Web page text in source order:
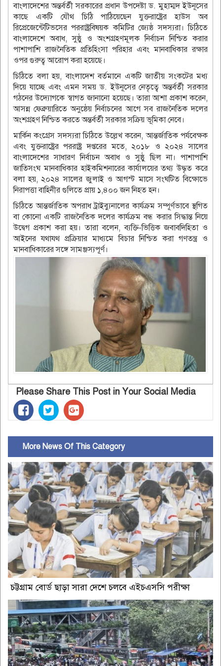
বাংলাদেশের অন্তর্বর্তী সরকারের প্রধান উপদেষ্টা ড. মুহাম্মদ ইউনূসের
কাছে একটি যৌথ চিঠি পাঠিয়েছেন যুক্তরাষ্ট্রের হাউস অব
রিপ্রেজেন্টেটিভসের পররাষ্ট্রবিষয়ক কমিটির জ্যেষ্ঠ সদস্যরা। চিঠিতে
বাংলাদেশে অবাধ, সুষ্ঠু ও অংশগ্রহণমূলক নির্বাচন নিশ্চিত করার
পাশাপাশি রাজনৈতিক প্রতিহিংসা পরিহার এবং মানবাধিকার রক্ষার
ওপর গুরুত্ব আরোপ করা হয়েছে।
চিঠিতে বলা হয়, বাংলাদেশ বর্তমানে একটি জাতীয় সংকটের মধ্য
দিয়ে যাচ্ছে এবং এমন সময় ড. ইউনূসের নেতৃত্বে অন্তর্বর্তী সরকার
গঠনের উদ্যোগকে স্বাগত জানানো হয়েছে। তারা আশা প্রকাশ করেন,
আসন্ন ফেব্রুয়ারিতে অনুষ্ঠেয় নির্বাচনের আগে সব রাজনৈতিক দলের
অংশগ্রহণ নিশ্চিত করতে অন্তর্বর্তী সরকার সক্রিয় ভূমিকা নেবে।
মার্কিন কংগ্রেস সদস্যরা চিঠিতে উল্লেখ করেন, আন্তর্জাতিক পর্যবেক্ষক
এবং যুক্তরাষ্ট্রের পররাষ্ট্র দপ্তরের মতে, ২০১৮ ও ২০২৪ সালের
বাংলাদেশের সাধারণ নির্বাচন অবাধ ও সুষ্ঠু ছিল না। পাশাপাশি
জাতিসংঘ মানবাধিকার হাইকমিশনারের কার্যালয়ের তথ্য উদ্ধৃত করে
বলা হয়, ২০২৪ সালের জুলাই ও আগস্ট মাসে সংঘটিত বিক্ষোভে
নিরাপত্তা বাহিনীর গুলিতে প্রায় ১,৪০০ জন নিহত হন।
চিঠিতে আন্তর্জাতিক অপরাধ ট্রাইব্যুনালের কার্যক্রম সম্পূর্ণভাবে স্থগিত
বা কোনো একটি রাজনৈতিক দলের কার্যক্রম বন্ধ করার সিদ্ধান্ত নিয়ে
উদ্বেগ প্রকাশ করা হয়। তারা বলেন, ব্যক্তি-ভিত্তিক জবাবদিহিতা ও
আইনের যথাযথ প্রক্রিয়ার মাধ্যমে বিচার নিশ্চিত করা গণতন্ত্র ও
মানবাধিকারের সঙ্গে সামঞ্জস্যপূর্ণ।
Please Share This Post in Your Social Media
More News Of This Category
চট্টগ্রাম বোর্ড ছাড়া সারা দেশে চলবে এইচএসসি পরীক্ষা